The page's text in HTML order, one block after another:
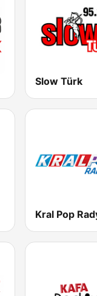
Slow Türk
Kral Pop